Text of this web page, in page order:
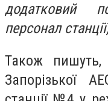
додатковий
персонал
Також пишуть,
Запорізької